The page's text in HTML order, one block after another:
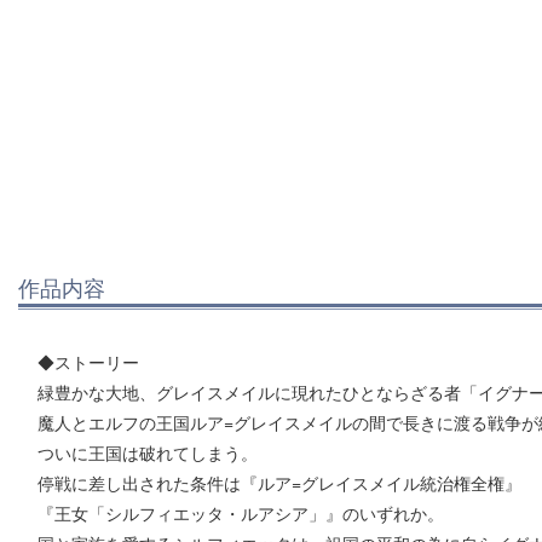
作品内容
◆ストーリー
緑豊かな大地、グレイスメイルに現れたひとならざる者「イグナー
魔人とエルフの王国ルア=グレイスメイルの間で長きに渡る戦争が
ついに王国は破れてしまう。
停戦に差し出された条件は『ルア=グレイスメイル統治権全権』
『王女「シルフィエッタ・ルアシア」』のいずれか。